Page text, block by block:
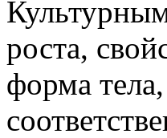
роста,
форма